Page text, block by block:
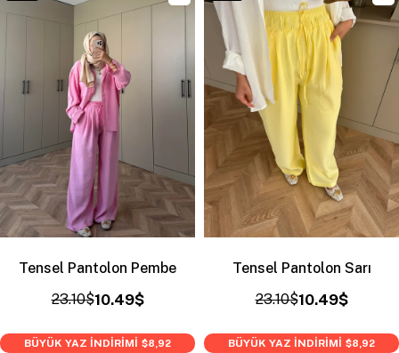
Tensel Pantolon Pembe
10.49$
23.10$
BÜYÜK YAZ İNDİRİMİ $8,92
Tensel Pantolon Sarı
10.49$
23.10$
BÜYÜK YAZ İNDİRİMİ $8,92